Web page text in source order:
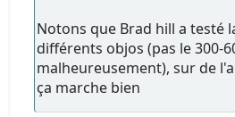
Notons que Brad hill a testé
différents objos (pas le 300-
malheureusement), sur de
ça marche bien